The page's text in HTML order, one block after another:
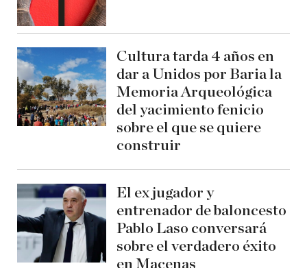
Cultura tarda 4 años en
dar a Unidos por Baria la
Memoria Arqueológica
del yacimiento fenicio
sobre el que se quiere
construir
El ex jugador y
entrenador de baloncesto
Pablo Laso conversará
sobre el verdadero éxito
en Macenas